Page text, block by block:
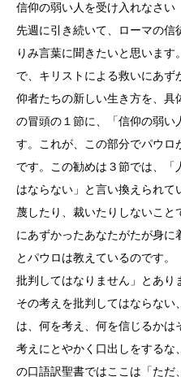
信仰の弱い人を受け入れなさ
先週に引き続いて、ローマの信
りみ言葉に聞きたいと思います
で、キリストによる救いにあ
仰者たちの新しい生き方を、
の冒頭の１節に、「信仰の弱い
す。これが、この部分でパウロ
です。この勧めは３節では、
はならない」と言い換えられ
蔑したり、裁いたりしないこ
にあずかったあなたがたが身に
とパウロは教えているのです
批判してはなりません」とあり
その考えを批判してはならな
は、何を考え、何を信じるか
考えにとやかく口出しをする
の口語訳聖書ではここは「ただ